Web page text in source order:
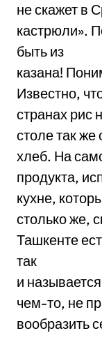
не скажет в
кастрюли».
быть из
казана!
Известно,
странах рис
столе так же
хлеб. На
продукта,
кухне,
столько же,
Ташкенте
так
и
чем-то, не
вообразить